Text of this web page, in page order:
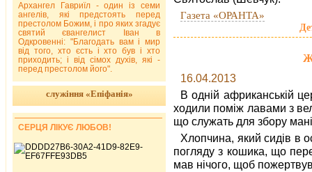
Газета «ОРАНТА»
16.04.2013
В одній африканській
ходили поміж лавами з
що служать для збору
Хлопчина, який сидів в
погляду з кошика, що
мав нічого, щоб
Архангел Гавриїл - один із семи
ангелів, які предстоять перед
престолом Божим, і про яких згадує
святий євангелист Іван в
Одкровенні: "Благодать вам і мир
від того, хто єсть і хто був і хто
приходить; і від сімох духів, які -
перед престолом його".
служіння «Епіфанія»
СЕРЦЯ ЛІКУЄ ЛЮБОВ!